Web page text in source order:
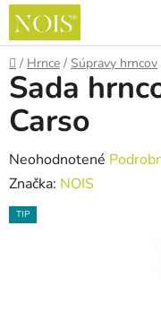
Prejsť
obsah
Domov
/ Hrnce / Súpravy hrncov
Sada
Carso
Priemerné
hodnotenie
produktu
Neohodnotené
Značka: NOIS
TIP